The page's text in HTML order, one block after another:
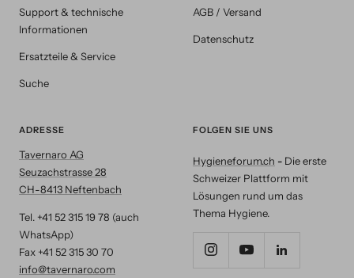
Support & technische
Informationen
Ersatzteile & Service
Suche
AGB / Versand
Datenschutz
ADRESSE
Tavernaro AG
Seuzachstrasse 28
CH-8413 Neftenbach
Tel. +41 52 315 19 78 (auch
WhatsApp)
Fax +41 52 315 30 70
info@tavernaro.com
FOLGEN SIE UNS
Hygieneforum.ch - Die erste
Schweizer Plattform mit
Lösungen rund um das
Thema Hygiene.